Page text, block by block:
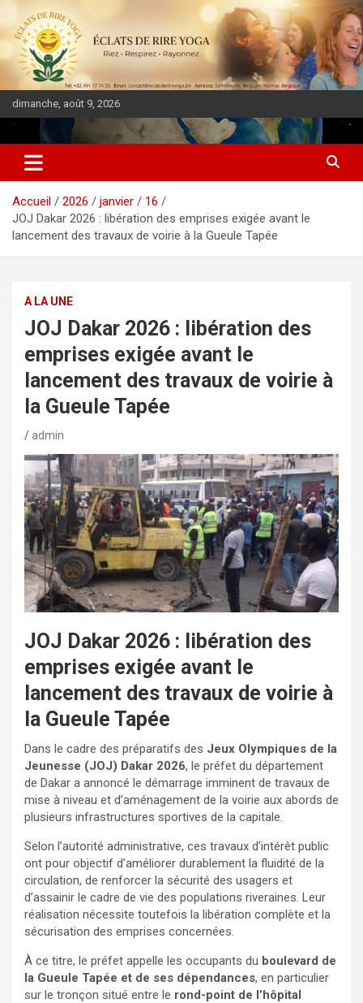
dimanche, août 9, 2026
DIASPORA PULSE
Accueil 2026 janvier
16
JOJ Dakar 2026 : libération des emprises exigée avant le
lancement des travaux de voirie à la Gueule Tapée
A LA UNE
JOJ Dakar 2026 : libération des
emprises exigée avant le
lancement des travaux de voirie à
la Gueule Tapée
admin
JOJ Dakar 2026 : libération des
emprises exigée avant le
lancement des travaux de voirie à
la Gueule Tapée
Dans le cadre des préparatifs des Jeux Olympiques de la
Jeunesse (JOJ) Dakar 2026, le préfet du département
de Dakar a annoncé le démarrage imminent de travaux de
mise à niveau et d’aménagement de la voirie aux abords de
plusieurs infrastructures sportives de la capitale.
Selon l’autorité administrative, ces travaux d’intérêt public
ont pour objectif d’améliorer durablement la fluidité de la
circulation, de renforcer la sécurité des usagers et
d’assainir le cadre de vie des populations riveraines. Leur
réalisation nécessite toutefois la libération complète et la
sécurisation des emprises concernées.
À ce titre, le préfet appelle les occupants du boulevard de
la Gueule Tapée et de ses dépendances, en particulier
sur le tronçon situé entre le rond-point de l’hôpital